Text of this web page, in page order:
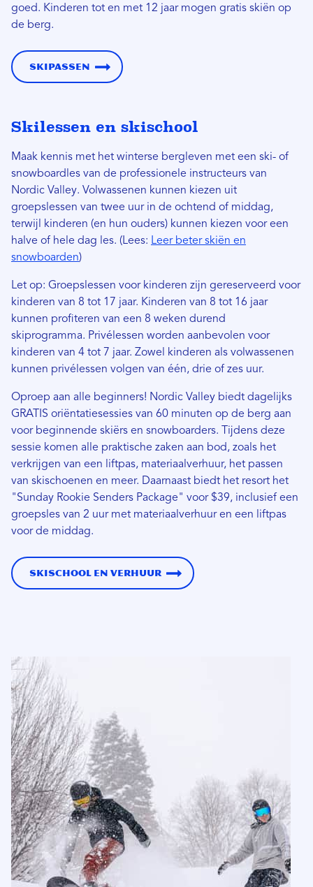
goed. Kinderen tot en met 12 jaar mogen gratis skiën op
de berg.
Skipassen
Skilessen en skischool
Maak kennis met het winterse bergleven met een ski- of
snowboardles van de professionele instructeurs van
Nordic Valley. Volwassenen kunnen kiezen uit
groepslessen van twee uur in de ochtend of middag,
terwijl kinderen (en hun ouders) kunnen kiezen voor een
halve of hele dag les. (Lees: Leer beter skiën en
snowboarden)
Let op: Groepslessen voor kinderen zijn gereserveerd voor
kinderen van 8 tot 17 jaar. Kinderen van 8 tot 16 jaar
kunnen profiteren van een 8 weken durend
skiprogramma. Privélessen worden aanbevolen voor
kinderen van 4 tot 7 jaar. Zowel kinderen als volwassenen
kunnen privélessen volgen van één, drie of zes uur.
Oproep aan alle beginners! Nordic Valley biedt dagelijks
GRATIS oriëntatiesessies van 60 minuten op de berg aan
voor beginnende skiërs en snowboarders. Tijdens deze
sessie komen alle praktische zaken aan bod, zoals het
verkrijgen van een liftpas, materiaalverhuur, het passen
van skischoenen en meer. Daarnaast biedt het resort het
"Sunday Rookie Senders Package" voor $39, inclusief een
groepsles van 2 uur met materiaalverhuur en een liftpas
voor de middag.
Skischool en verhuur